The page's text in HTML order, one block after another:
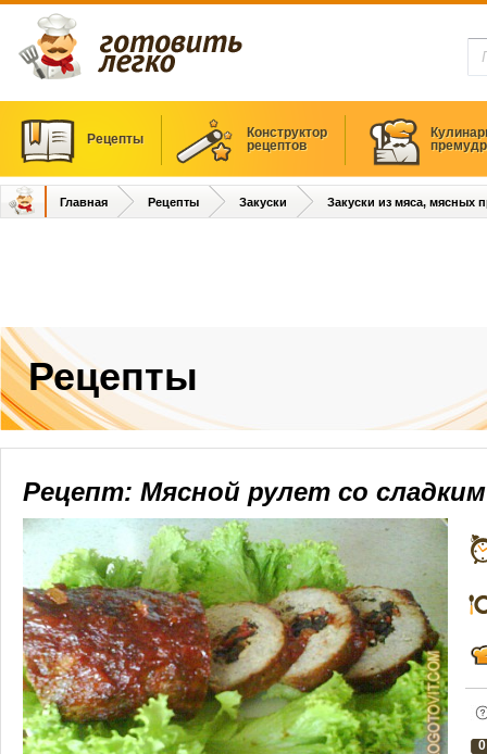
Рецепты
Конструктор
рецептов
Главная Рецепты Закуски Закуски из мяса, мясных
Рецепты
Рецепт: Мясной рулет со
0